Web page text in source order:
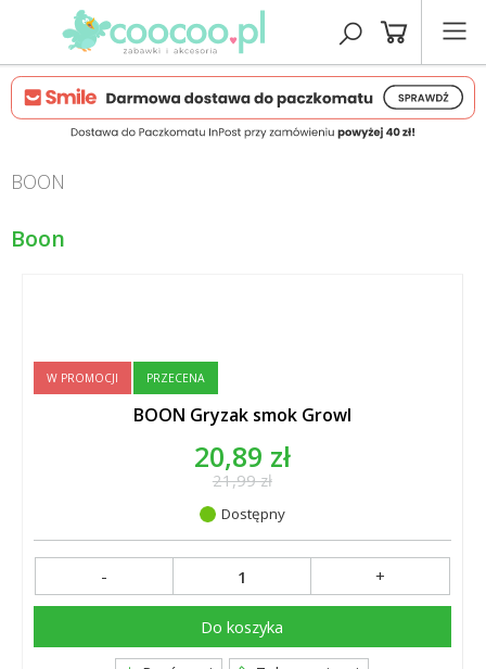
BOON
Boon
W PROMOCJI PRZECENA
BOON Gryzak smok Growl
20,89 zł
21,99 zł
Dostępny
- +
Do koszyka